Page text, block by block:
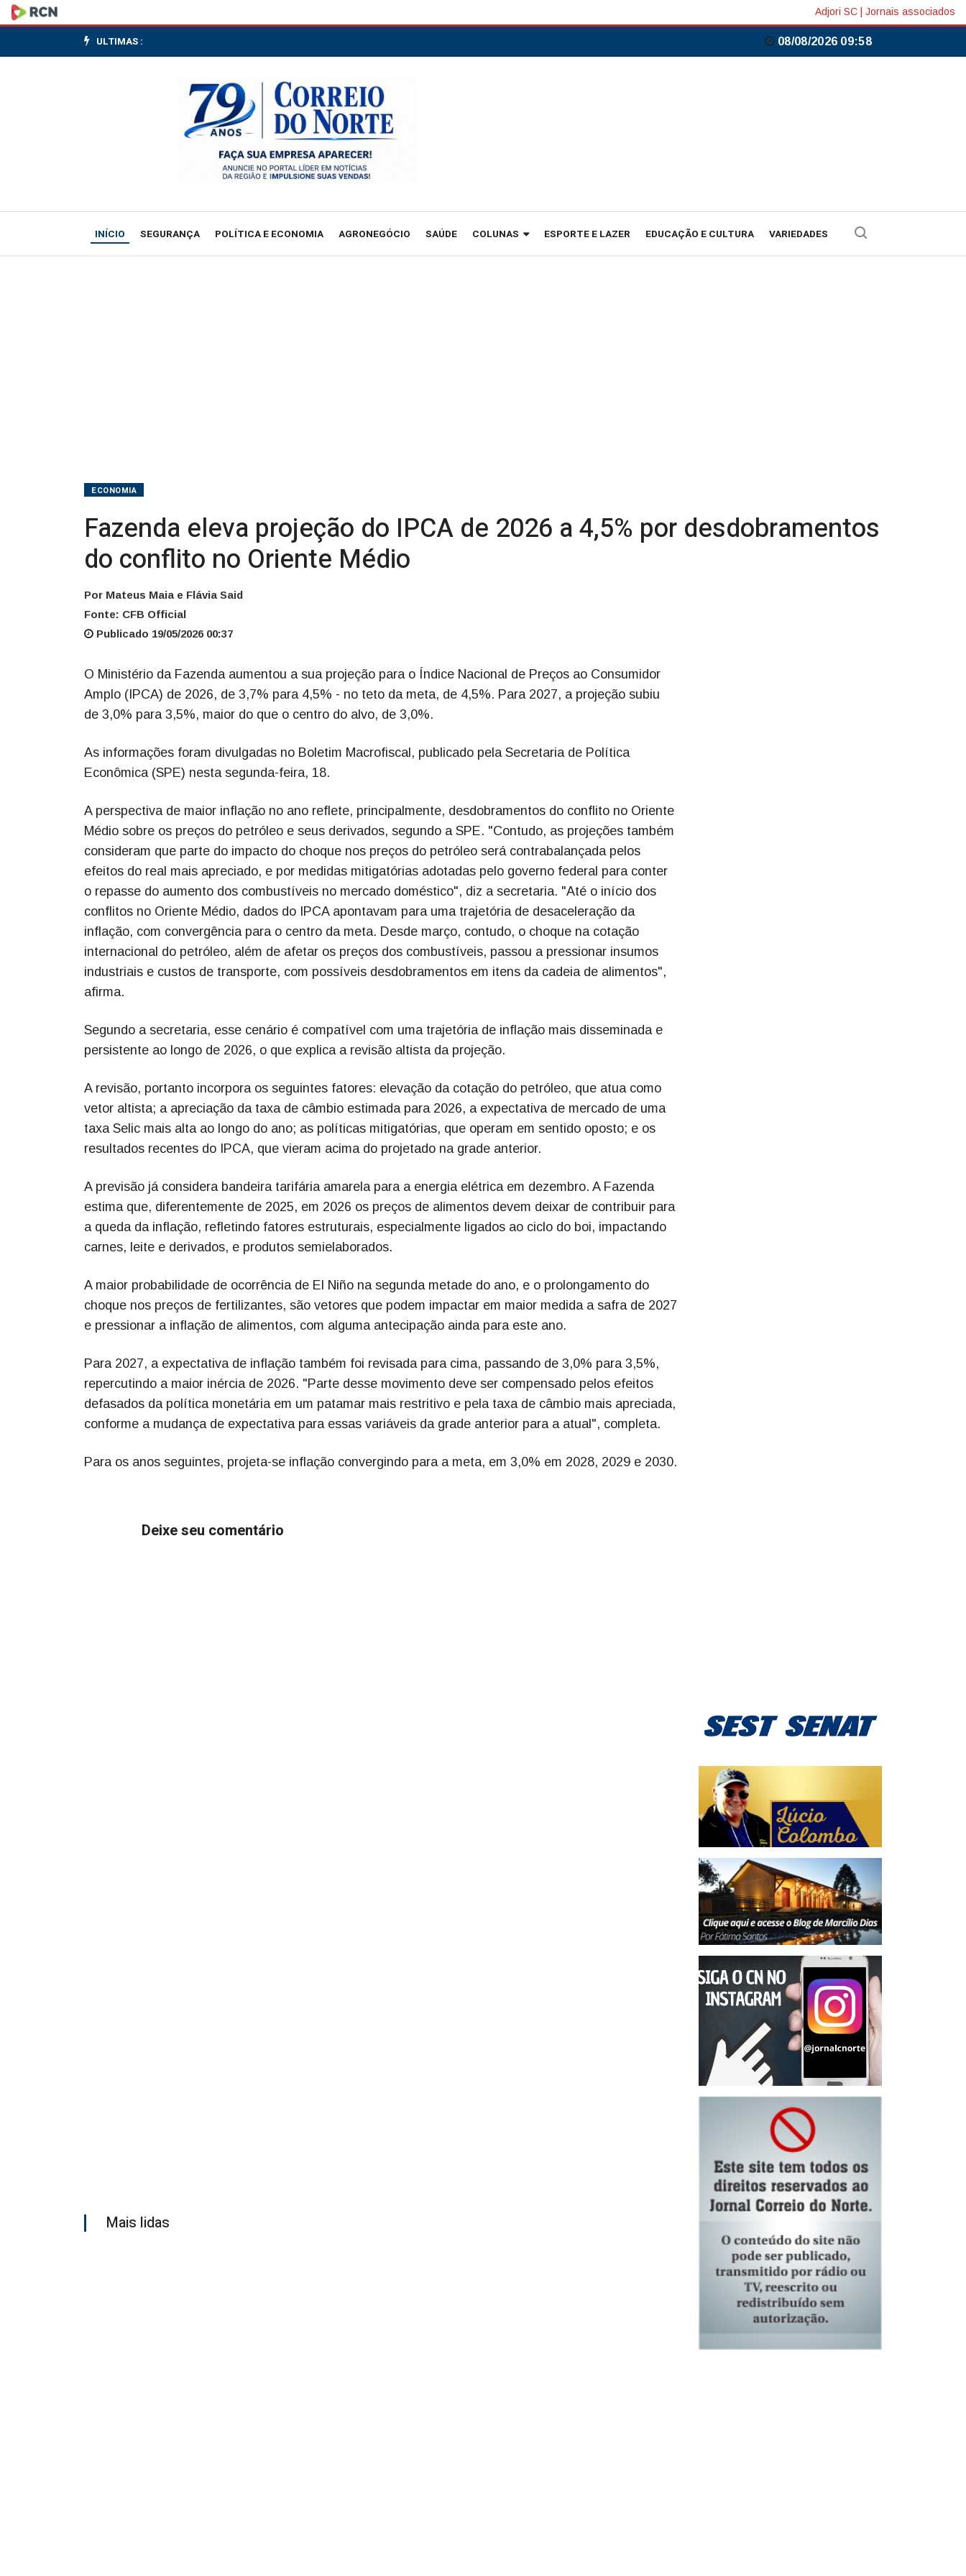
Fazenda
eleva
2026
Adjori SC Jornais associados
ULTIMAS : 08/08/2026 09:58
INÍCIO SEGURANÇA POLÍTICA E ECONOMIA AGRONEGÓCIO SAÚDE COLUNAS ESPORTE E LAZER EDUCAÇÃO E CULTURA VARIEDADES
ECONOMIA
Fazenda eleva projeção do IPCA de 2026 a 4,5% por desdobramentos
do conflito no Oriente Médio
Por Mateus Maia e Flávia Said
Fonte: CFB Official
Publicado 19/05/2026 00:37
O Ministério da Fazenda aumentou a sua projeção para o Índice Nacional de Preços ao Consumidor
Amplo (IPCA) de 2026, de 3,7% para 4,5% - no teto da meta, de 4,5%. Para 2027, a projeção subiu
de 3,0% para 3,5%, maior do que o centro do alvo, de 3,0%.
As informações foram divulgadas no Boletim Macrofiscal, publicado pela Secretaria de Política
Econômica (SPE) nesta segunda-feira, 18.
A perspectiva de maior inflação no ano reflete, principalmente, desdobramentos do conflito no Oriente
Médio sobre os preços do petróleo e seus derivados, segundo a SPE. "Contudo, as projeções também
consideram que parte do impacto do choque nos preços do petróleo será contrabalançada pelos
efeitos do real mais apreciado, e por medidas mitigatórias adotadas pelo governo federal para conter
o repasse do aumento dos combustíveis no mercado doméstico", diz a secretaria. "Até o início dos
conflitos no Oriente Médio, dados do IPCA apontavam para uma trajetória de desaceleração da
inflação, com convergência para o centro da meta. Desde março, contudo, o choque na cotação
internacional do petróleo, além de afetar os preços dos combustíveis, passou a pressionar insumos
industriais e custos de transporte, com possíveis desdobramentos em itens da cadeia de alimentos",
afirma.
Segundo a secretaria, esse cenário é compatível com uma trajetória de inflação mais disseminada e
persistente ao longo de 2026, o que explica a revisão altista da projeção.
A revisão, portanto incorpora os seguintes fatores: elevação da cotação do petróleo, que atua como
vetor altista; a apreciação da taxa de câmbio estimada para 2026, a expectativa de mercado de uma
taxa Selic mais alta ao longo do ano; as políticas mitigatórias, que operam em sentido oposto; e os
resultados recentes do IPCA, que vieram acima do projetado na grade anterior.
A previsão já considera bandeira tarifária amarela para a energia elétrica em dezembro. A Fazenda
estima que, diferentemente de 2025, em 2026 os preços de alimentos devem deixar de contribuir para
a queda da inflação, refletindo fatores estruturais, especialmente ligados ao ciclo do boi, impactando
carnes, leite e derivados, e produtos semielaborados.
A maior probabilidade de ocorrência de El Niño na segunda metade do ano, e o prolongamento do
choque nos preços de fertilizantes, são vetores que podem impactar em maior medida a safra de 2027
e pressionar a inflação de alimentos, com alguma antecipação ainda para este ano.
Para 2027, a expectativa de inflação também foi revisada para cima, passando de 3,0% para 3,5%,
repercutindo a maior inércia de 2026. "Parte desse movimento deve ser compensado pelos efeitos
defasados da política monetária em um patamar mais restritivo e pela taxa de câmbio mais apreciada,
conforme a mudança de expectativa para essas variáveis da grade anterior para a atual", completa.
Para os anos seguintes, projeta-se inflação convergindo para a meta, em 3,0% em 2028, 2029 e 2030.
Deixe seu comentário
Mais lidas